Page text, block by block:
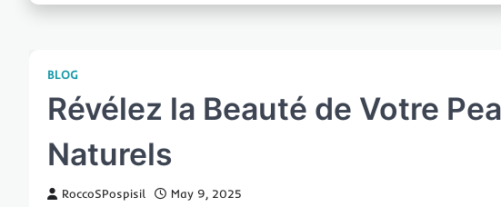
BLOG
Révélez la Beauté de Votre
Naturels
RoccoSPospisil May 9, 2025